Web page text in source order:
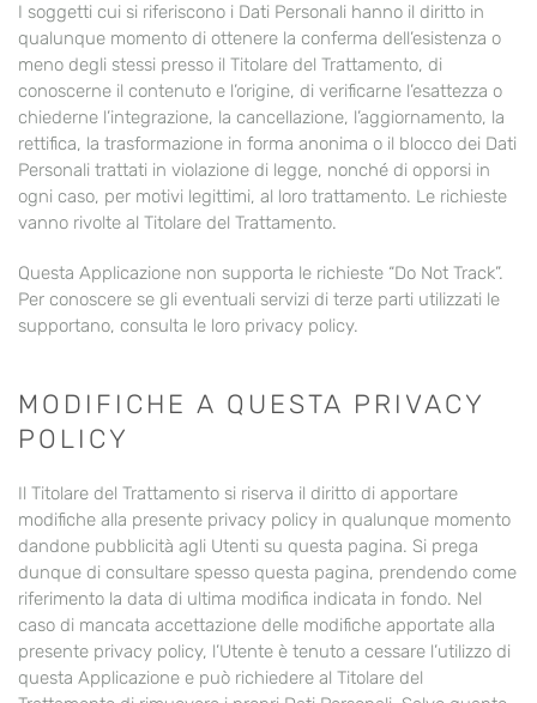
I soggetti cui si riferiscono i Dati Personali hanno il diritto in
qualunque momento di ottenere la conferma dell’esistenza o
meno degli stessi presso il Titolare del Trattamento, di
conoscerne il contenuto e l’origine, di verificarne l’esattezza o
chiederne l’integrazione, la cancellazione, l’aggiornamento, la
rettifica, la trasformazione in forma anonima o il blocco dei Dati
Personali trattati in violazione di legge, nonché di opporsi in
ogni caso, per motivi legittimi, al loro trattamento. Le richieste
vanno rivolte al Titolare del Trattamento.
Questa Applicazione non supporta le richieste “Do Not Track”.
Per conoscere se gli eventuali servizi di terze parti utilizzati le
supportano, consulta le loro privacy policy.
MODIFICHE A QUESTA PRIVACY
POLICY
Il Titolare del Trattamento si riserva il diritto di apportare
modifiche alla presente privacy policy in qualunque momento
dandone pubblicità agli Utenti su questa pagina. Si prega
dunque di consultare spesso questa pagina, prendendo come
riferimento la data di ultima modifica indicata in fondo. Nel
caso di mancata accettazione delle modifiche apportate alla
presente privacy policy, l’Utente è tenuto a cessare l’utilizzo di
questa Applicazione e può richiedere al Titolare del